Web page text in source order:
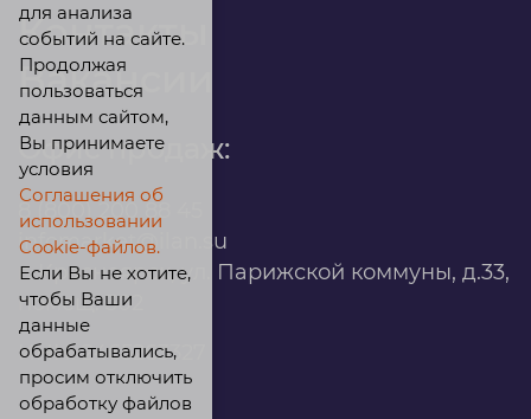
Контакты
Вакансии
Офис продаж:
infomarket@ilan.su
г. Красноярск, ул. Парижской коммуны, д.33,
помещ. 302
ИНН: 2465263327
для анализа
событий на сайте.
Продолжая
пользоваться
данным сайтом,
Вы принимаете
условия
Соглашения об
использовании
Cookie-файлов.
Если Вы не хотите,
чтобы Ваши
данные
обрабатывались,
просим отключить
обработку файлов